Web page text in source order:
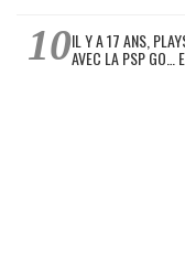
IL Y A 17 ANS,
AVEC LA PSP GO…